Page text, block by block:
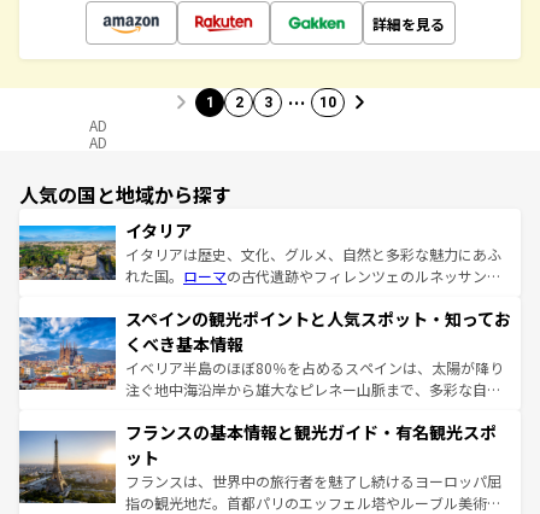
詳細を見る
1 2 3 … 10
AD
AD
人気の国と地域から探す
イタリア
イタリアは歴史、文化、グルメ、自然と多彩な魅力にあふ
れた国。 ローマの古代遺跡やフィレンツェのルネッサンス
ろん、トスカーナの美しい田園風景やアマルフィ海岸の絶
景など、自然景観も見逃せない。観光の合間には、本場の
ピザやパスタなど、絶品のイタリア料理を堪能することも
できる。朝目覚めてから夜眠るまで、すべての瞬間を楽し
なお、新着のイタリア情報はコンテンツ一覧を参照してほ
しい。
スペインの観光ポイントと人気スポット・知ってお
くべき基本情報
イベリア半島のほぼ80％を占めるスペインは、太陽が降り
注ぐ地中海沿岸から雄大なピレネー山脈まで、多彩な自然
文化が根付くこの国では、情熱的なフラメンコ、熱気あふ
れる闘牛、そして美味しいタパスが生活の一部となってい
る。首都マドリードの洗練された雰囲気や、バルセロナの
アートに溢れた街角から、地方では古代ローマ遺跡や中世
フランスの基本情報と観光ガイド・有名観光スポ
ット
フランスは、世界中の旅行者を魅了し続けるヨーロッパ屈
指の観光地だ。首都パリのエッフェル塔やルーブル美術館